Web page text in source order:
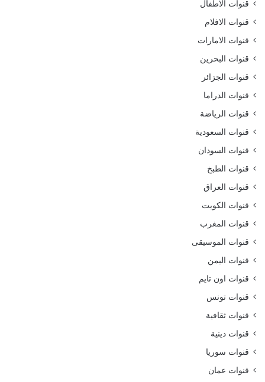
قنوات الاطفال
قنوات الافلام
قنوات الامارات
قنوات البحرين
قنوات الجزائر
قنوات الدراما
قنوات الرياضة
قنوات السعودية
قنوات السودان
قنوات الطبخ
قنوات العراق
قنوات الكويت
قنوات المغرب
قنوات الموسيقى
قنوات اليمن
قنوات اون تايم
قنوات تونس
قنوات ثقافية
قنوات دينية
قنوات سوريا
قنوات عمان